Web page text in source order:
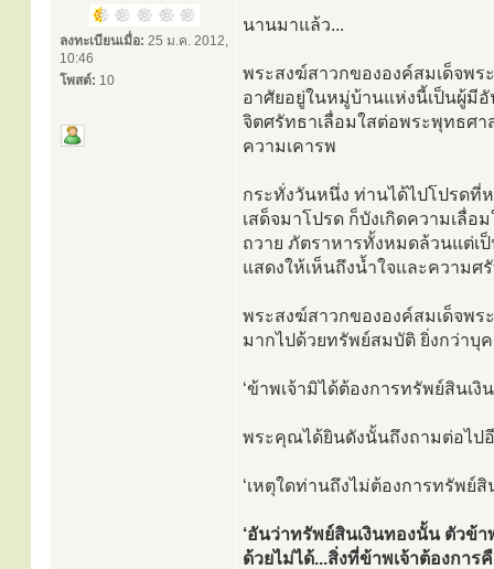
ลงทะเบียนเมื่อ: 25 ม.ค. 2012,
10:46
โพสต์: 10
นานมาแล้ว...
พระสงฆ์สาวกขององค์สมเด็จพ
อาศัยอยู่ในหมู่บ้านแห่งนี้เป็นผู้มี
จิตศรัทธาเลื่อมใสต่อพระพุทธศ
ความเคารพ
กระทั่งวันหนึ่ง ท่านได้ไปโปรดที่
เสด็จมาโปรด ก็บังเกิดความเลื่
ถวาย ภัตราหารทั้งหมดล้วนแต่เ
แสดงให้เห็นถึงน้ำใจและความ
พระสงฆ์สาวกขององค์สมเด็จพร
มากไปด้วยทรัพย์สมบัติ ยิ่งกว่าบุ
‘ข้าพเจ้ามิได้ต้องการทรัพย์สินเงิ
พระคุณได้ยินดังนั้นถึงถามต่อไป
‘เหตุใดท่านถึงไม่ต้องการทรัพย์สิ
‘อันว่าทรัพย์สินเงินทองนั้น ตัวข้
ด้วยไม่ได้...สิ่งที่ข้าพเจ้าต้องการ